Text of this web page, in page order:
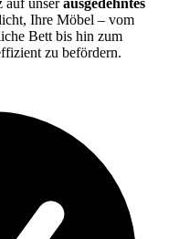
Ihre Möbel – vom
Bett bis hin zum
zu befördern.